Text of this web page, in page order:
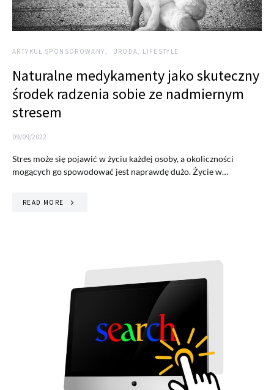
ARTYKUŁ SPONSOROWANY URODA, LIFESTYLE
Naturalne medykamenty jako skuteczny
środek radzenia sobie ze nadmiernym
stresem
09/09/2022
Stres może się pojawić w życiu każdej osoby, a okoliczności
mogących go spowodować jest naprawdę dużo. Życie w…
READ MORE